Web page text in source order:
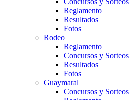
Concursos y Sorteos
Reglamento
Resultados
Fotos
Rodeo
Reglamento
Concursos y Sorteos
Resultados
Fotos
Guaymaral
Concursos y Sorteos